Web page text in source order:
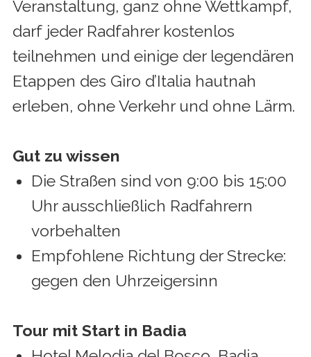
Veranstaltung, ganz ohne Wettkampf,
darf jeder Radfahrer kostenlos
teilnehmen und einige der legendären
Etappen des Giro d’Italia hautnah
erleben, ohne Verkehr und ohne Lärm.
Gut zu wissen
Die Straßen sind von 9:00 bis 15:00
Uhr ausschließlich Radfahrern
vorbehalten
Empfohlene Richtung der Strecke:
gegen den Uhrzeigersinn
Tour mit Start in Badia